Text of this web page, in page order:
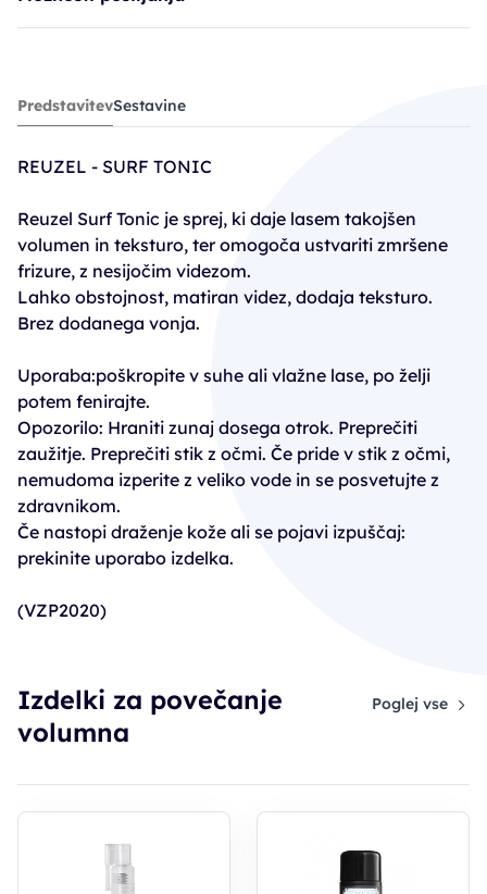
sprej REU Surf Tonic
17,95€
PredstavitevSestavine
REUZEL - SURF TONIC
Reuzel Surf Tonic je sprej, ki daje lasem takojšen
volumen in teksturo, ter omogoča ustvariti zmršene
frizure, z nesijočim videzom.
Lahko obstojnost, matiran videz, dodaja teksturo.
Brez dodanega vonja.
Uporaba:poškropite v suhe ali vlažne lase, po želji
potem fenirajte.
Opozorilo: Hraniti zunaj dosega otrok. Preprečiti
zaužitje. Preprečiti stik z očmi. Če pride v stik z očmi,
nemudoma izperite z veliko vode in se posvetujte z
zdravnikom.
Če nastopi draženje kože ali se pojavi izpuščaj:
prekinite uporabo izdelka.
(VZP2020)
Izdelki za povečanje
volumna
Poglej vse